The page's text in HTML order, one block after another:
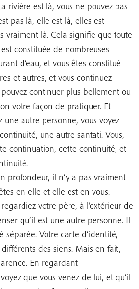
rivière est là, vous ne pouvez pas
pas là, elle est là, elles est
vraiment là. Cela signifie que toute
constituée de nombreuses
d’eau, et vous êtes constitué
et autres, et vous continuez
continuer plus bellement ou
votre façon de pratiquer. Et
une autre personne, vous voyez
une autre santati. Vous,
continuation, cette continuité, et
profondeur, il n’y a pas vraiment
en elle et elle est en vous.
votre père, à l’extérieur de
qu’il est une autre personne. Il
séparée. Votre carte d’identité,
des siens. Mais en fait,
En regardant
que vous venez de lui, et qu’il